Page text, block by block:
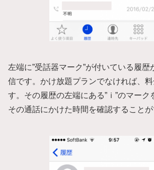
左端に”受話器マーク”が付いている履歴
信です。かけ放題プランでなければ、
す。その履歴の左端にある”ｉ”のマーク
その通話にかけた時間を確認することが